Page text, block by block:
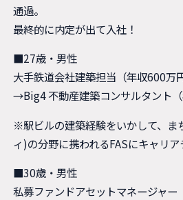
通過。
最終的に内定が出て入社！
■27歳・男性
大手鉄道会社建築担当（年収600万円
→Big4 不動産建築コンサルタント（
※駅ビルの建築経験をいかして、ま
ィ)の分野に携われるFASにキャリア
■30歳・男性
私募ファンドアセットマネージャー